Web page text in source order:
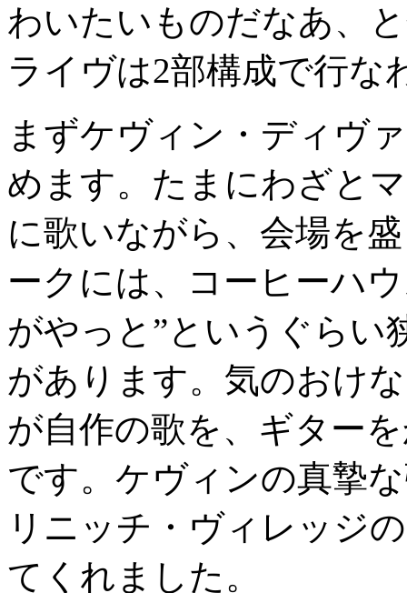
わいたいものだなあ、
ライヴは2部構成で行な
まずケヴィン・ディヴ
めます。たまにわざと
に歌いながら、会場を
ークには、コーヒーハ
がやっと”というぐらい
があります。気のおけ
が自作の歌を、ギター
です。ケヴィンの真摯
リニッチ・ヴィレッジ
てくれました。